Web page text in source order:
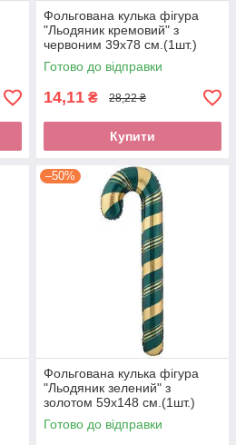
Фольгована кулька фігура
"Льодяник кремовий" з
червоним 39х78 см.(1шт.)
Готово до відправки
14,11 ₴ 28,22 ₴
Купити
–50%
Фольгована кулька фігура
"Льодяник зелений" з
золотом 59х148 см.(1шт.)
Готово до відправки